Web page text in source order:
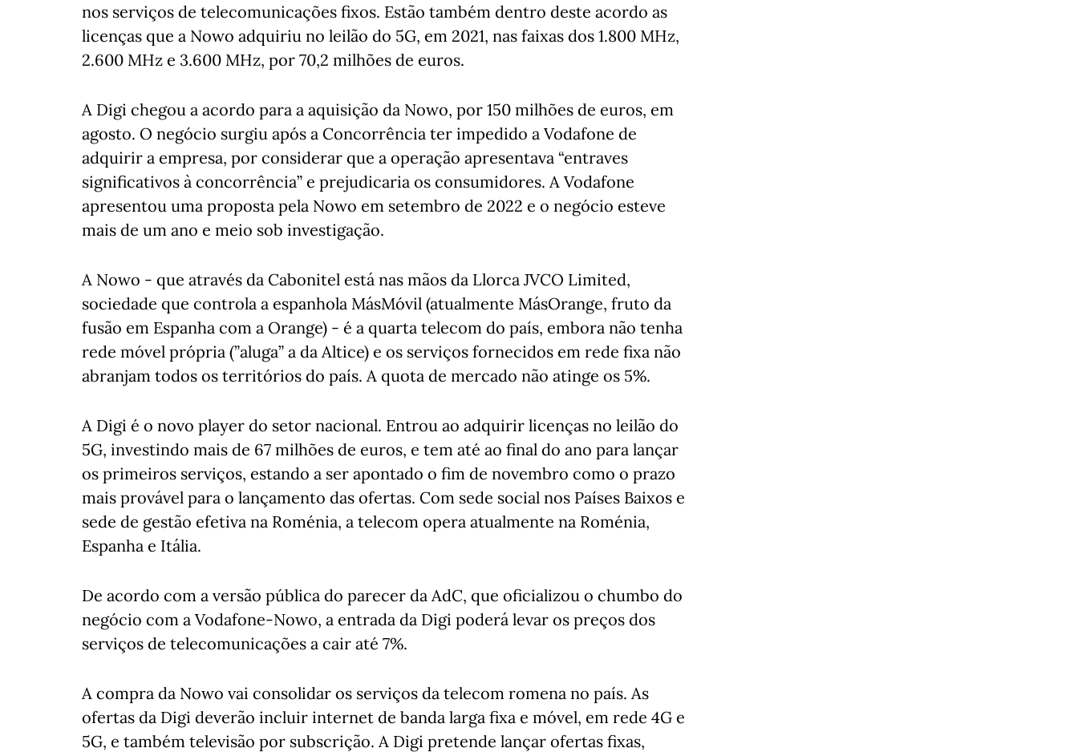
nos serviços de telecomunicações fixos. Estão também dentro deste acordo as
licenças que a Nowo adquiriu no leilão do 5G, em 2021, nas faixas dos 1.800 MHz,
2.600 MHz e 3.600 MHz, por 70,2 milhões de euros.
A Digi chegou a acordo para a aquisição da Nowo, por 150 milhões de euros, em
agosto. O negócio surgiu após a Concorrência ter impedido a Vodafone de
adquirir a empresa, por considerar que a operação apresentava “entraves
significativos à concorrência” e prejudicaria os consumidores. A Vodafone
apresentou uma proposta pela Nowo em setembro de 2022 e o negócio esteve
mais de um ano e meio sob investigação.
A Nowo - que através da Cabonitel está nas mãos da Llorca JVCO Limited,
sociedade que controla a espanhola MásMóvil (atualmente MásOrange, fruto da
fusão em Espanha com a Orange) - é a quarta telecom do país, embora não tenha
rede móvel própria (”aluga” a da Altice) e os serviços fornecidos em rede fixa não
abranjam todos os territórios do país. A quota de mercado não atinge os 5%.
A Digi é o novo player do setor nacional. Entrou ao adquirir licenças no leilão do
5G, investindo mais de 67 milhões de euros, e tem até ao final do ano para lançar
os primeiros serviços, estando a ser apontado o fim de novembro como o prazo
mais provável para o lançamento das ofertas. Com sede social nos Países Baixos e
sede de gestão efetiva na Roménia, a telecom opera atualmente na Roménia,
Espanha e Itália.
De acordo com a versão pública do parecer da AdC, que oficializou o chumbo do
negócio com a Vodafone-Nowo, a entrada da Digi poderá levar os preços dos
serviços de telecomunicações a cair até 7%.
A compra da Nowo vai consolidar os serviços da telecom romena no país. As
ofertas da Digi deverão incluir internet de banda larga fixa e móvel, em rede 4G e
5G, e também televisão por subscrição. A Digi pretende lançar ofertas fixas,